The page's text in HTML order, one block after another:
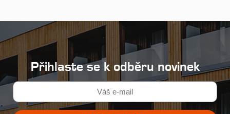
Přihlaste se k odběru novinek